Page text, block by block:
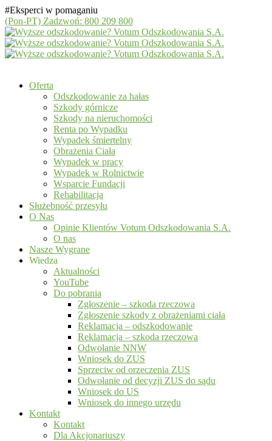
#Eksperci w pomaganiu
(Pon-PT) Zadzwoń: 800 209 800
Oferta
Odszkodowanie za hałas
Szkody górnicze
Szkody na nieruchomości
Renta po Wypadku
Wypadek śmiertelny
Obrażenia Ciała
Wypadek w pracy
Wypadek w Rolnictwie
Wsparcie Fundacji
Rehabilitacja
Służebność przesyłu
O Nas
Opinie Klientów Votum Odszkodowania S.A.
O nas
Nasze Wygrane
Wiedza
Aktualności
YouTube
Do pobrania
Zgłoszenie – szkoda rzeczowa
Zgłoszenie szkody z obrażeniami ciała
Reklamacja – odszkodowanie
Reklamacja – szkoda rzeczowa
Odwołanie NNW
Wniosek do ZUS
Sprzeciw od orzeczenia ZUS
Odwołanie od decyzji ZUS do sądu
Wniosek do US
Wniosek do innego urzędu
Kontakt
Kontakt
Dla Akcjonariuszy